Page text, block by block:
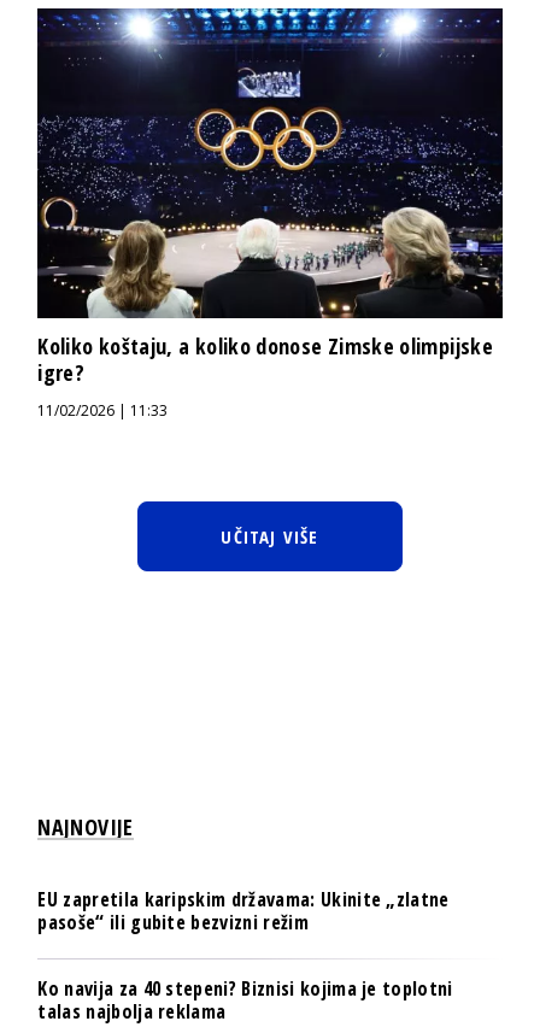
Koliko koštaju, a koliko donose Zimske olimpijske
igre?
11/02/2026 | 11:33
UČITAJ VIŠE
NAJNOVIJE
EU zapretila karipskim državama: Ukinite „zlatne
pasoše“ ili gubite bezvizni režim
Ko navija za 40 stepeni? Biznisi kojima je toplotni
talas najbolja reklama